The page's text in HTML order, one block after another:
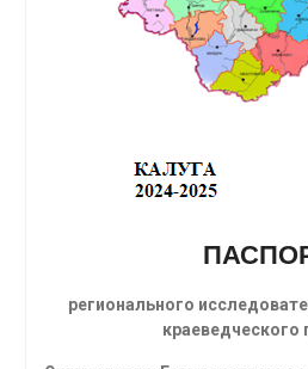
регионального
краеведческого